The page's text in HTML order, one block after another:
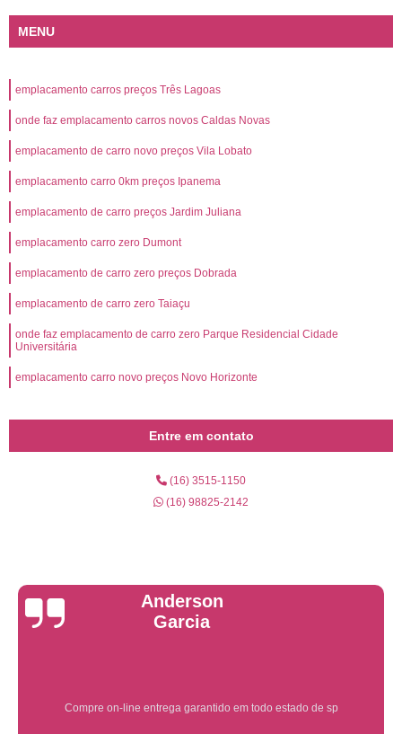
MENU
emplacamento carros preços Três Lagoas
onde faz emplacamento carros novos Caldas Novas
emplacamento de carro novo preços Vila Lobato
emplacamento carro 0km preços Ipanema
emplacamento de carro preços Jardim Juliana
emplacamento carro zero Dumont
emplacamento de carro zero preços Dobrada
emplacamento de carro zero Taiaçu
onde faz emplacamento de carro zero Parque Residencial Cidade
Universitária
emplacamento carro novo preços Novo Horizonte
Entre em contato
(16) 3515-1150
(16) 98825-2142
Yuri Martins
Ótimo atendimento